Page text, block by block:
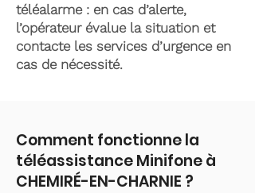
téléalarme : en cas d’alerte,
l’opérateur évalue la situation et
contacte les services d’urgence en
cas de nécessité.
Comment fonctionne la
téléassistance Minifone à
CHEMIRÉ-EN-CHARNIE ?